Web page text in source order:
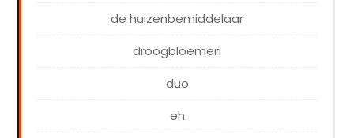
de huizenbemiddelaar
droogbloemen
duo
eh